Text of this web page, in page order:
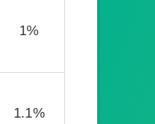
1%
1.1%